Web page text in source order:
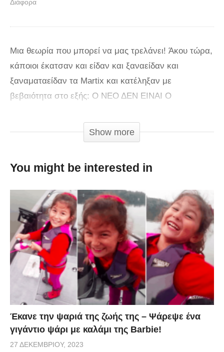
Διάφορα
Μια θεωρία που μπορεί να μας τρελάνει! Άκου τώρα,
κάποιοι έκατσαν και είδαν και ξαναείδαν και
ξαναματαείδαν τα Martix και κατέληξαν με
βεβαιότητα στο εξής: Ο ΝΕΟ ΔΕΝ ΕΙΝΑΙ Ο
SMITH! Ανατρέπεται όλη η κοσμοθεωρία μας. Δείτε
το video και θα καταλάβετε..
via
Show more
You might be interested in
Έκανε την ψαριά της ζωής της – Ψάρεψε ένα
γιγάντιο ψάρι με καλάμι της Barbie!
27 ΔΕΚΕΜΒΡΊΟΥ, 2023